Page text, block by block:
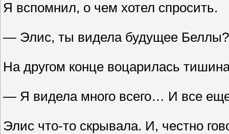
Я вспомнил, о чем хотел спросить.
— Элис, ты видела будущее Беллы?
На другом конце воцарилась
— Я видела много всего… И все еще
Элис что-то скрывала. И, честно